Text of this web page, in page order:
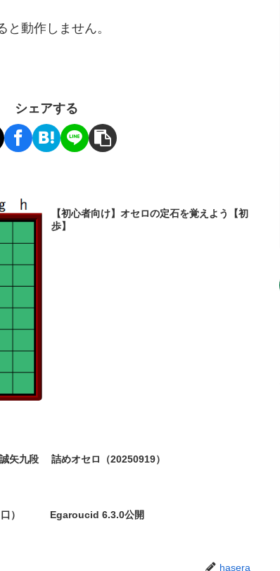
動作しません。
シェアする
【初心者向け】オセロの定石を覚えよう【初
歩】
矢九段
詰めオセロ（20250919）
） Egaroucid 6.3.0公開
hasera